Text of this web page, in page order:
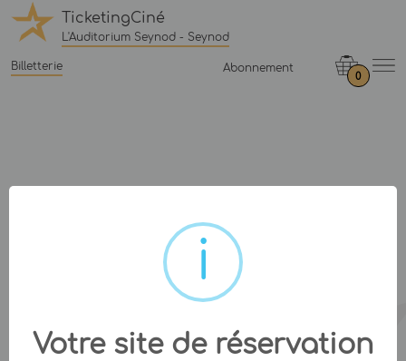
TicketingCiné
L'Auditorium Seynod - Seynod
Billetterie Abonnement
0
Votre site de réservation